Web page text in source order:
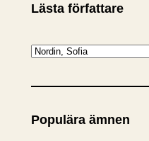
Lästa författare
K
t
g
Populära ämnen